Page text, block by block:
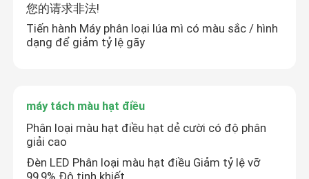
您的请求非法!
Tiến hành Máy phân loại lúa mì có màu sắc / hình
dạng để giảm tỷ lệ gãy
máy tách màu hạt điều
Phân loại màu hạt điều hạt dẻ cười có độ phân
giải cao
Đèn LED Phân loại màu hạt điều Giảm tỷ lệ vỡ
99,9% Độ tinh khiết